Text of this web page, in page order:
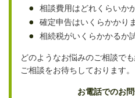
相談費用はどれくらいか
確定申告はいくらかかり
相続税がいくらかかるか
どのようなお悩みのご相談でも
ご相談をお待ちしております。
お電話でのお